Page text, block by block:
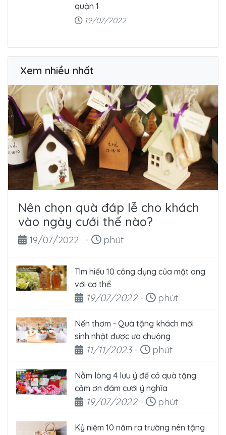
quận 1
19/07/2022
Xem nhiều nhất
Nên chọn quà đáp lễ cho khách
vào ngày cưới thế nào?
Ngày đăng
19/07/2022 - Thời gian đọc
phút
Tìm hiểu 10 công dụng của mật ong
với cơ thể
Ngày đăng
19/07/2022- Thời gian đọc
phút
Nến thơm - Quà tặng khách mời
sinh nhật được ưa chuộng
Ngày đăng
11/11/2023- Thời gian đọc
phút
Nằm lòng 4 lưu ý để có quà tặng
cảm ơn đám cưới ý nghĩa
Ngày đăng
19/07/2022- Thời gian đọc
phút
Kỷ niệm 10 năm ra trường nên tặng